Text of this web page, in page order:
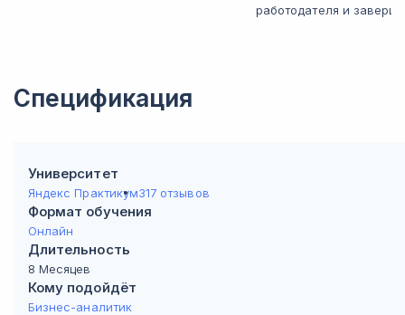
работодателя и
Спецификация
Университет
Яндекс Практикум317 отзывов
Формат обучения
Онлайн
Длительность
8 Месяцев
Кому подойдёт
Бизнес-аналитик